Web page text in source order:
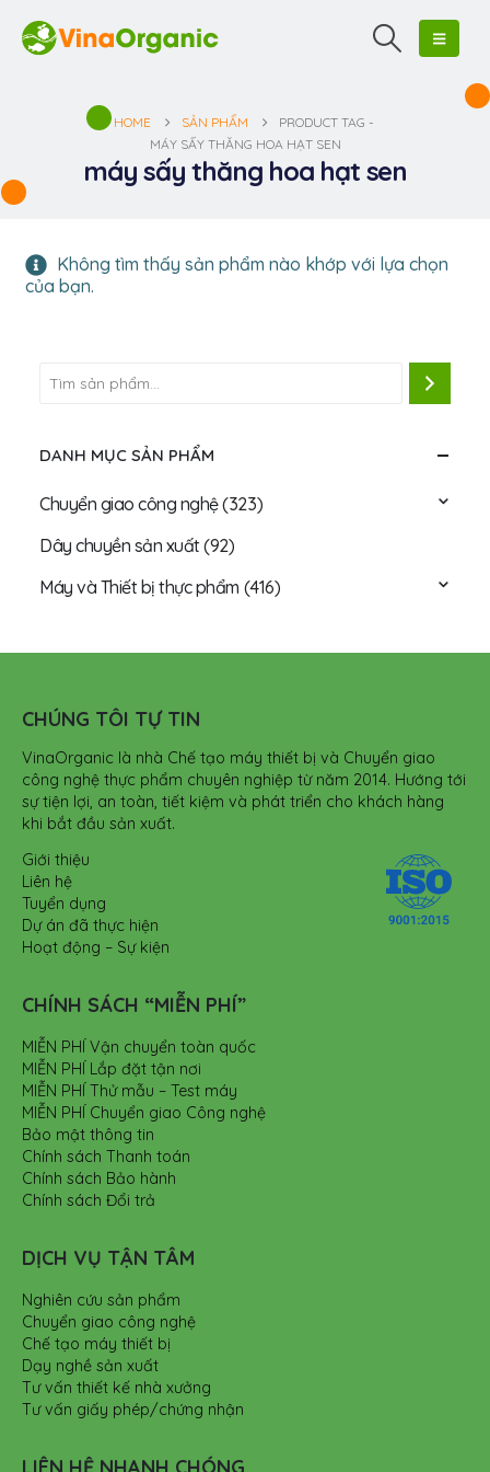
HOME SẢN PHẨM
PRODUCT TAG -
MÁY SẤY THĂNG HOA HẠT SEN
máy sấy thăng hoa hạt sen
Không tìm thấy sản phẩm nào khớp với lựa chọn
của bạn.
DANH MỤC SẢN PHẨM
Chuyển giao công nghệ(323)
Dây chuyền sản xuất(92)
Máy và Thiết bị thực phẩm (416)
CHÚNG TÔI TỰ TIN
VinaOrganic là nhà Chế tạo máy thiết bị và Chuyển giao
công nghệ thực phẩm chuyên nghiệp từ năm 2014. Hướng tới
sự tiện lợi, an toàn, tiết kiệm và phát triển cho khách hàng
khi bắt đầu sản xuất.
Giới thiệu
Liên hệ
Tuyển dụng
Dự án đã thực hiện
Hoạt động – Sự kiện
CHÍNH SÁCH “MIỄN PHÍ”
MIỄN PHÍ Vận chuyển toàn quốc
MIỄN PHÍ Lắp đặt tận nơi
MIỄN PHÍ Thử mẫu – Test máy
MIỄN PHÍ Chuyển giao Công nghệ
Bảo mật thông tin
Chính sách Thanh toán
Chính sách Bảo hành
Chính sách Đổi trả
DỊCH VỤ TẬN TÂM
Nghiên cứu sản phẩm
Chuyển giao công nghệ
Chế tạo máy thiết bị
Dạy nghề sản xuất
Tư vấn thiết kế nhà xưởng
Tư vấn giấy phép/chứng nhận